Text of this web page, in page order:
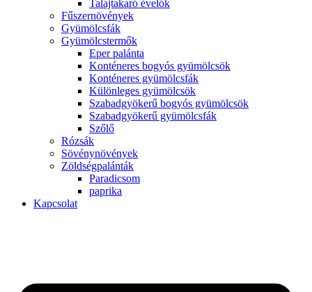
Talajtakaró évelők
Fűszernövények
Gyümölcsfák
Gyümölcstermők
Eper palánta
Konténeres bogyós gyümölcsök
Konténeres gyümölcsfák
Különleges gyümölcsök
Szabadgyökerű bogyós gyümölcsök
Szabadgyökerű gyümölcsfák
Szőlő
Rózsák
Sövénynövények
Zöldségpalánták
Paradicsom
paprika
Kapcsolat